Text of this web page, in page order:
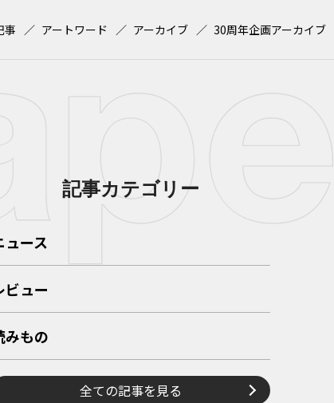
事 アートワード アーカイブ 30周年企画アーカイブ
記事カテゴリー
ュース
ビュー
みもの
全ての記事を見る